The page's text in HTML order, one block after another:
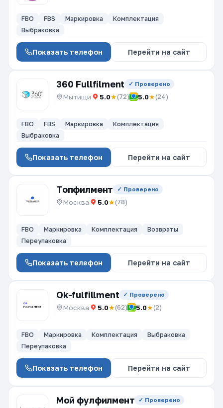
FBO FBS Маркировка
Комплектация
Выбраковка
Показать телефон Перейти на сайт
360 Fullfilment ✓ Проверено
Мытищи 5.0★(72) 5.0★(24)
FBO FBS Маркировка
Комплектация
Выбраковка
Показать телефон Перейти на сайт
Топфилмент ✓ Проверено
Москва 5.0★(78)
FBO Маркировка Комплектация
Возвраты
Переупаковка
Показать телефон Перейти на сайт
Ok-fulfillment ✓ Проверено
Москва 5.0★(62) 5.0★(2)
FBO Маркировка Комплектация
Выбраковка
Переупаковка
Показать телефон Перейти на сайт
Мой фулфилмент ✓ Проверено